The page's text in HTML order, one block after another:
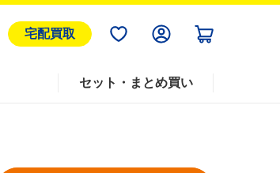
宅配買取
セット・まとめ買い